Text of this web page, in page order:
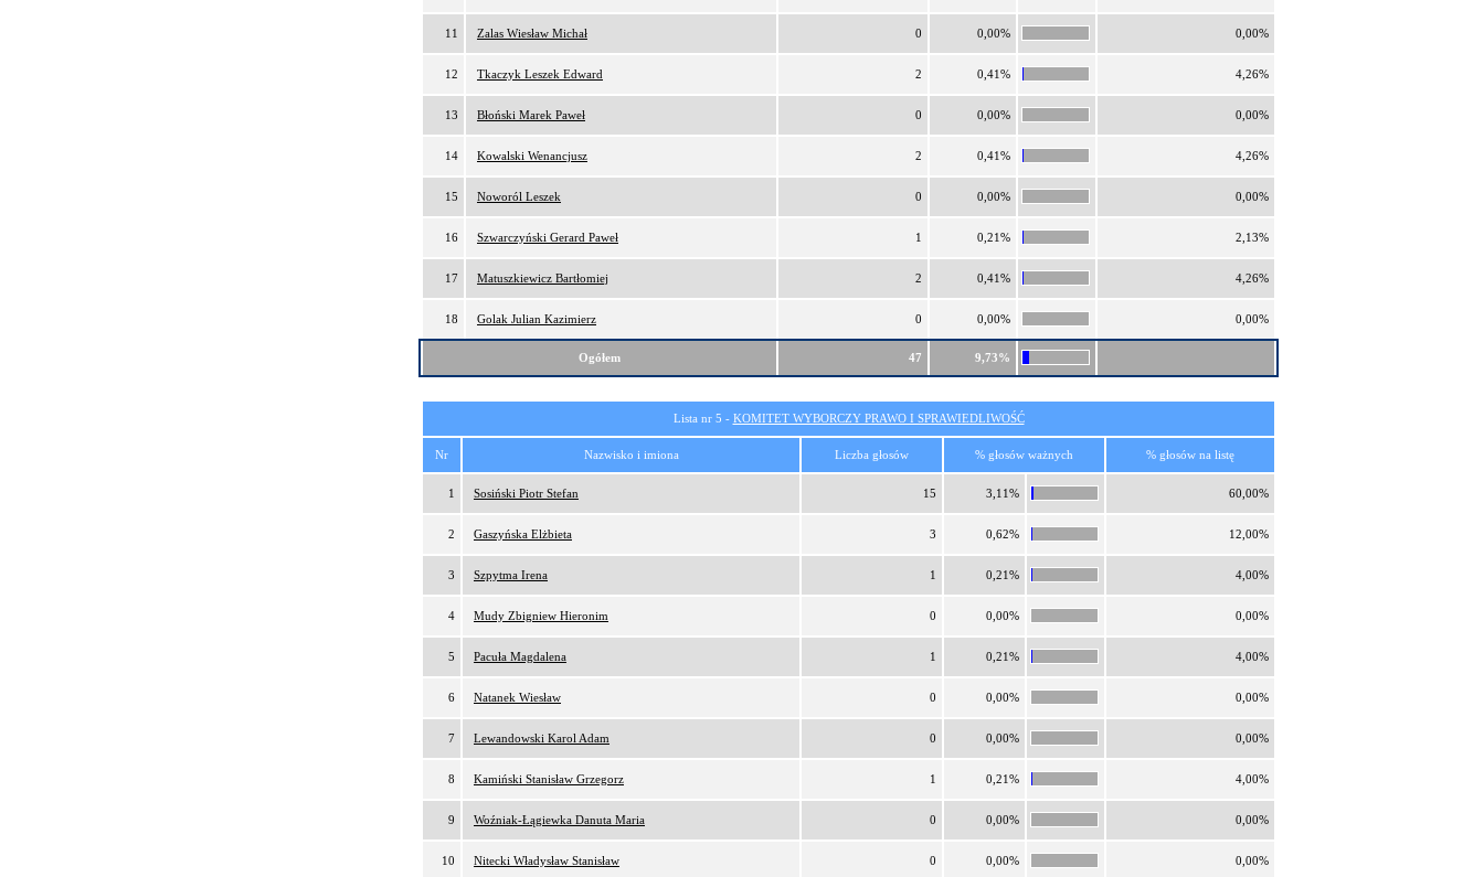
11 Zalas Wiesław Michał 0 0,00% 0,00%
12 Tkaczyk Leszek Edward 2 0,41% 4,26%
13 Błoński Marek Paweł 0 0,00% 0,00%
14 Kowalski Wenancjusz 2 0,41% 4,26%
15 Noworól Leszek 0 0,00% 0,00%
16 Szwarczyński Gerard Paweł 1 0,21% 2,13%
17 Matuszkiewicz Bartłomiej 2 0,41% 4,26%
18 Golak Julian Kazimierz 0 0,00% 0,00%
Ogółem 47 9,73%
Lista nr 5 - KOMITET WYBORCZY PRAWO I SPRAWIEDLIWOŚĆ
Nr Nazwisko i imiona Liczba głosów % głosów ważnych % głosów na listę
1 Sosiński Piotr Stefan 15 3,11% 60,00%
2 Gaszyńska Elżbieta 3 0,62% 12,00%
3 Szpytma Irena 1 0,21% 4,00%
4 Mudy Zbigniew Hieronim 0 0,00% 0,00%
5 Pacuła Magdalena 1 0,21% 4,00%
6 Natanek Wiesław 0 0,00% 0,00%
7 Lewandowski Karol Adam 0 0,00% 0,00%
8 Kamiński Stanisław Grzegorz 1 0,21% 4,00%
9 Woźniak-Łągiewka Danuta Maria 0 0,00% 0,00%
10 Nitecki Władysław Stanisław 0 0,00% 0,00%